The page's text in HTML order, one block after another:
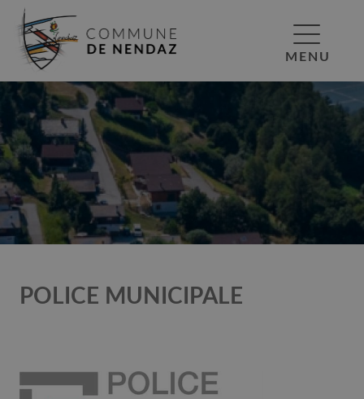
MENU
POLICE MUNICIPALE